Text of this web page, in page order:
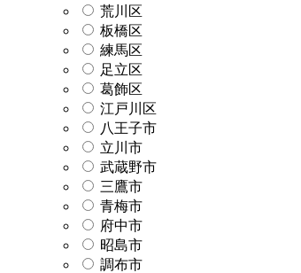
荒川区
板橋区
練馬区
足立区
葛飾区
江戸川区
八王子市
立川市
武蔵野市
三鷹市
青梅市
府中市
昭島市
調布市